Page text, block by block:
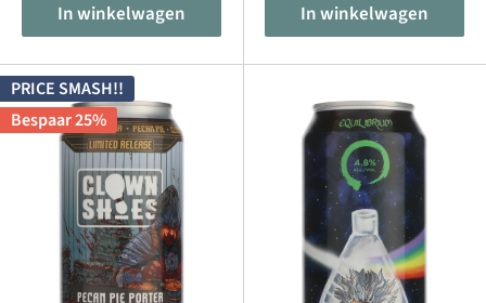
In winkelwagen In winkelwagen
PRICE SMASH!!
Bespaar 25%